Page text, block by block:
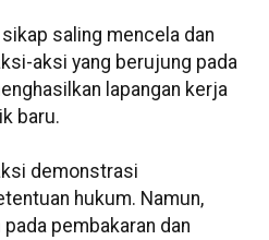
saling mencela dan
aksi yang berujung pada
lapangan kerja
baru.
demonstrasi
hukum. Namun,
pembakaran dan